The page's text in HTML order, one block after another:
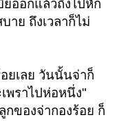
ออกแล้วถึงไปหัก
าย ถึงเวลาก็ไม่
ยเลย วันนั้นจ่าก็
พราไปห่อหนึ่ง"
กของจ่ากองร้อย ก็